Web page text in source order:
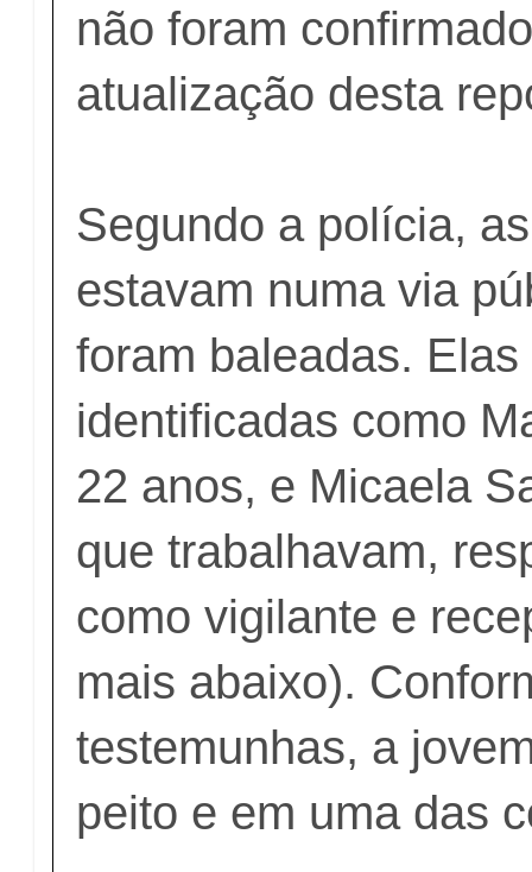
não foram
atualização desta
Segundo a polícia,
estavam numa via
foram baleadas. Elas
identificadas como
22 anos, e Micaela
que trabalhavam,
como vigilante e
mais abaixo).
testemunhas, a
peito e em uma das